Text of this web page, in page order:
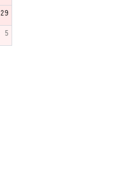
29
5